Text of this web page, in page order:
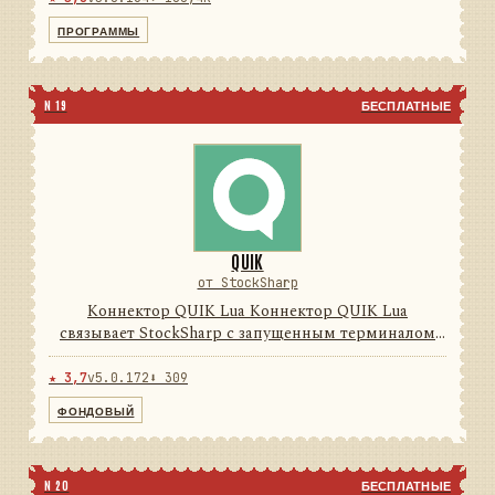
Программы Дизайнер, Те...
ПРОГРАММЫ
N 19 БЕСПЛАТНЫЕ
QUIK
от StockSharp
Коннектор QUIK Lua Коннектор QUIK Lua
связывает StockSharp с запущенным терминалом
QUIK через поставляемый Lua-модуль и локальные
FIX-сессии. Он преобразует обратные вызовы,
таблицы и транзакции терми...
★ 3,7v5.0.172 ⬇ 309
ФОНДОВЫЙ
N 20 БЕСПЛАТНЫЕ